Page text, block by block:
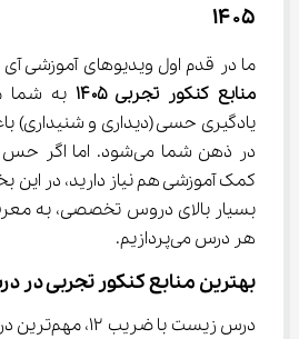
۱۴۰۵
ما در قدم اول ویدیوهای آموزشی آی ‌نو را به عنوان
منابع کنکور تجربی ۱۴۰۵
یادگیری حسی (دیداری و شنیداری)
کمک آموزشی هم نیاز دارید، در
بسیار بالای دروس تخصصی، به
هر درس می‌پردازیم.
بهترین منابع کنکور تجربی
درس زیست